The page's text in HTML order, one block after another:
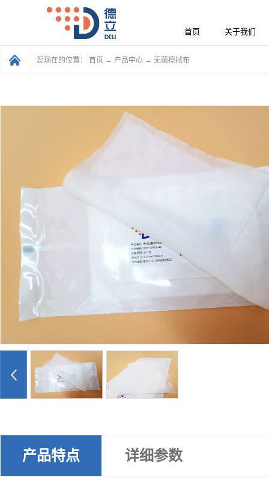
首页 关于我们
您现在的位置： 首页 → 产品中心 → 无菌擦拭布
产品特点 详细参数